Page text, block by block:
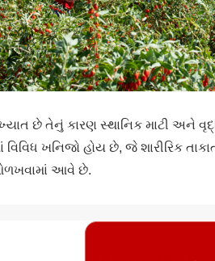
છે તેનું કારણ સ્થાનિક માટી અને
વિવિધ ખનિજો હોય છે, જે શારીરિક
આવે છે.